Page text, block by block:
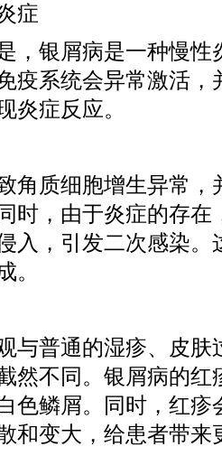
症
，银屑病是一种慢性
疫系统会异常激活，
炎症反应。
角质细胞增生异常，
时，由于炎症的存在
入，引发二次感染。
。
与普通的湿疹、皮肤
然不同。银屑病的红
色鳞屑。同时，红疹
和变大，给患者带来